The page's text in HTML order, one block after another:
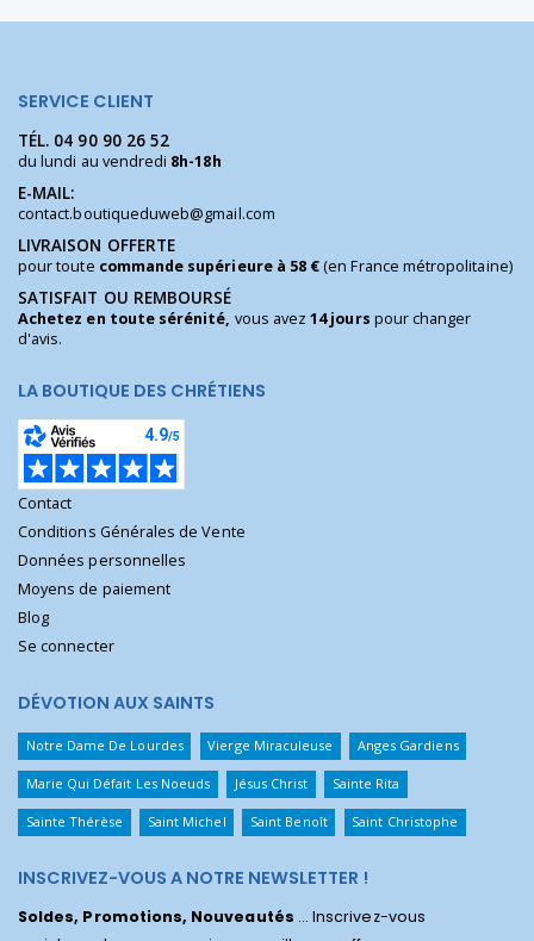
SERVICE CLIENT
TÉL. 04 90 90 26 52
du lundi au vendredi 8h-18h
E-MAIL:
contact.boutiqueduweb@gmail.com
LIVRAISON OFFERTE
pour toute commande supérieure à 58 €(en France métropolitaine)
SATISFAIT OU REMBOURSÉ
Achetez en toute sérénité, vous avez14 jours pour changer
d'avis.
LA BOUTIQUE DES CHRÉTIENS
Contact
Conditions Générales de Vente
Données personnelles
Moyens de paiement
Blog
Se connecter
DÉVOTION AUX SAINTS
Notre Dame De Lourdes Vierge Miraculeuse Anges Gardiens
Marie Qui Défait Les Noeuds Jésus Christ Sainte Rita
Sainte Thérèse Saint Michel Saint Benoît Saint Christophe
INSCRIVEZ-VOUS A NOTRE NEWSLETTER !
Soldes, Promotions, Nouveautés ... Inscrivez-vous